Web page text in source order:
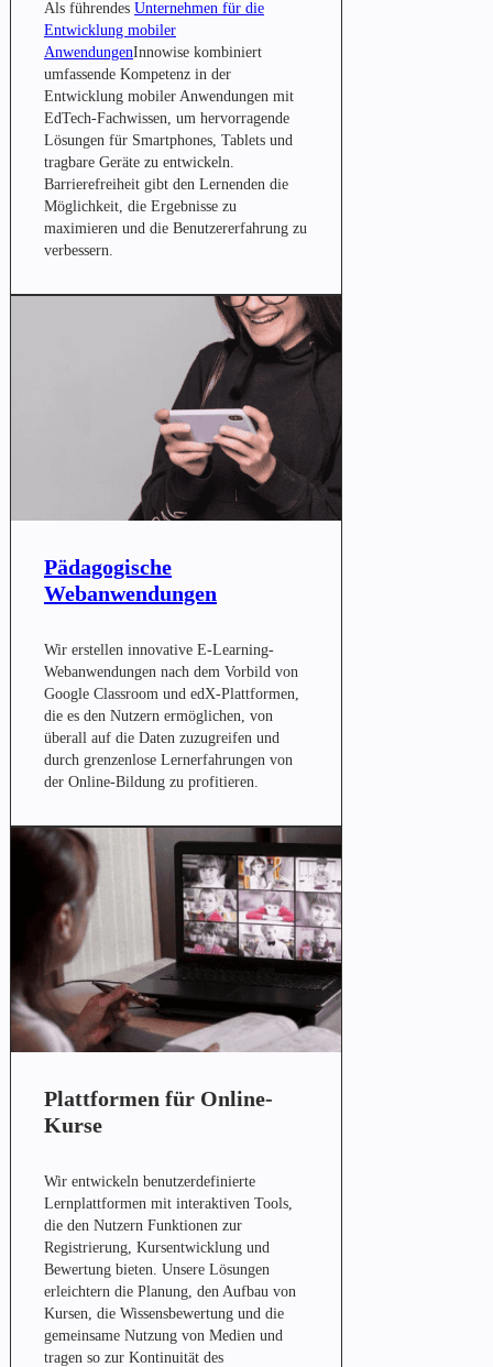
Als führendes Unternehmen für die
Entwicklung mobiler
AnwendungenInnowise kombiniert
umfassende Kompetenz in der
Entwicklung mobiler Anwendungen mit
EdTech-Fachwissen, um hervorragende
Lösungen für Smartphones, Tablets und
tragbare Geräte zu entwickeln.
Barrierefreiheit gibt den Lernenden die
Möglichkeit, die Ergebnisse zu
maximieren und die Benutzererfahrung zu
verbessern.
Pädagogische
Webanwendungen
Wir erstellen innovative E-Learning-
Webanwendungen nach dem Vorbild von
Google Classroom und edX-Plattformen,
die es den Nutzern ermöglichen, von
überall auf die Daten zuzugreifen und
durch grenzenlose Lernerfahrungen von
der Online-Bildung zu profitieren.
Plattformen für Online-
Kurse
Wir entwickeln benutzerdefinierte
Lernplattformen mit interaktiven Tools,
die den Nutzern Funktionen zur
Registrierung, Kursentwicklung und
Bewertung bieten. Unsere Lösungen
erleichtern die Planung, den Aufbau von
Kursen, die Wissensbewertung und die
gemeinsame Nutzung von Medien und
tragen so zur Kontinuität des